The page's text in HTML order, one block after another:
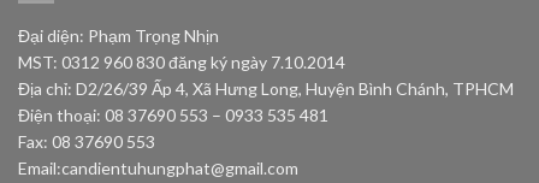
Đại diện: Phạm Trọng Nhịn
MST: 0312 960 830 đăng ký ngày 7.10.2014
Địa chỉ: D2/26/39 Ấp 4, Xã Hưng Long, Huyện Bình Chánh, TPHCM
Điện thoại: 08 37690 553 – 0933 535 481
Fax: 08 37690 553
Email:candientuhungphat@gmail.com